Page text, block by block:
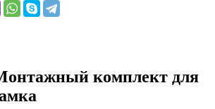
комплект для